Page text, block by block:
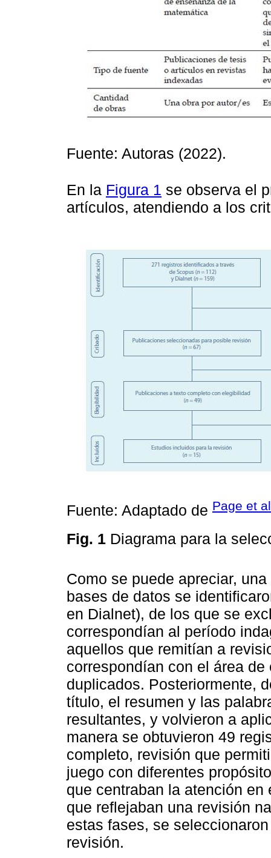
Fuente: Autoras (2022).
En la Figura 1 se observa el
artículos, atendiendo a los
Fuente: Adaptado de Page et
Fig. 1 Diagrama para la
Como se puede apreciar,
bases de datos se
en Dialnet), de los que se
correspondían al período
aquellos que remitían a
correspondían con el área
duplicados. Posteriormente,
título, el resumen y las
resultantes, y volvieron a
manera se obtuvieron 49
completo, revisión que
juego con diferentes
que centraban la atención
que reflejaban una revisión
estas fases, se
revisión.